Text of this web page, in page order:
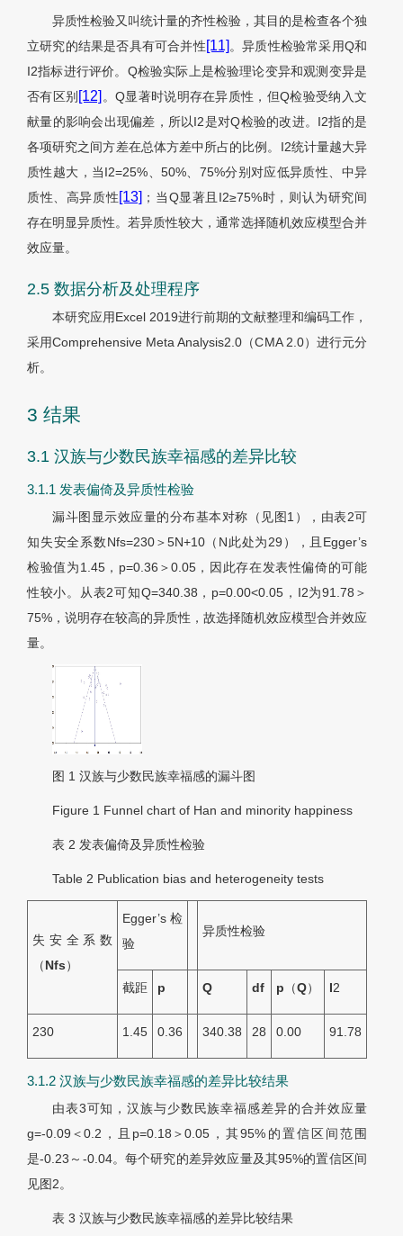
异质性检验又叫统计量的齐性检验，其目的是检查各个独
立研究的结果是否具有可合并性[11]。异质性检验常采用Q和
I2指标进行评价。Q检验实际上是检验理论变异和观测变异是
否有区别 [12] 。Q显著时说明存在异质性，但Q检验受纳入文
献量的影响会出现偏差，所以I2是对Q检验的改进。I2指的是
各项研究之间方差在总体方差中所占的比例。I2统计量越大异
质性越大，当I2=25%、50%、75%分别对应低异质性、中异
质性、高异质性[13] ；当Q显著且I2≥75%时，则认为研究间
存在明显异质性。若异质性较大，通常选择随机效应模型合并
效应量。
2.5 数据分析及处理程序
本研究应用Excel 2019进行前期的文献整理和编码工作，
采用Comprehensive Meta Analysis2.0（CMA 2.0）进行元分
析。
3 结果
3.1 汉族与少数民族幸福感的差异比较
3.1.1 发表偏倚及异质性检验
漏斗图显示效应量的分布基本对称（见图1 ），由表2可
知失安全系数Nfs=230＞5N+10（N此处为29），且Egger’s
检验值为1.45，p=0.36＞0.05，因此存在发表性偏倚的可能
性较小。从表2可知Q=340.38，p=0.00<0.05，I2为91.78＞
75%，说明存在较高的异质性，故选择随机效应模型合并效应
量。
图 1 汉族与少数民族幸福感的漏斗图
Figure 1 Funnel chart of Han and minority happiness
表 2 发表偏倚及异质性检验
Table 2 Publication bias and heterogeneity tests
失安全系数
（Nfs）
Egger’s检
验
异质性检验
截距 p Q df p （Q） I2
230 1.45 0.36 340.38 28 0.00 91.78
3.1.2 汉族与少数民族幸福感的差异比较结果
由表3可知，汉族与少数民族幸福感差异的合并效应量
g=-0.09＜0.2，且p=0.18＞0.05，其95%的置信区间范围
是-0.23～-0.04。每个研究的差异效应量及其95%的置信区间
见图2。
表 3 汉族与少数民族幸福感的差异比较结果